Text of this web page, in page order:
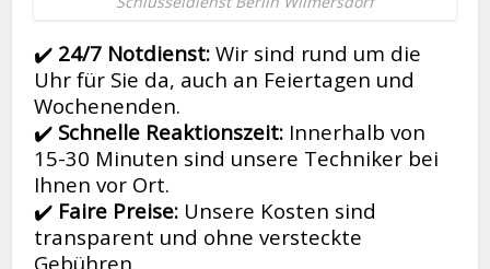
✔️ 24/7 Notdienst: Wir sind rund um die
Uhr für Sie da, auch an Feiertagen und
Wochenenden.
✔️ Schnelle Reaktionszeit: Innerhalb von
15-30 Minuten sind unsere Techniker bei
Ihnen vor Ort.
✔️ Faire Preise: Unsere Kosten sind
transparent und ohne versteckte
Gebühren.